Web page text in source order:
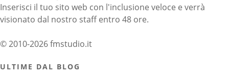
Inserisci il tuo sito web con l'inclusione veloce e verrà
visionato dal nostro staff entro 48 ore.
© 2010-2026 fmstudio.it
ULTIME DAL BLOG